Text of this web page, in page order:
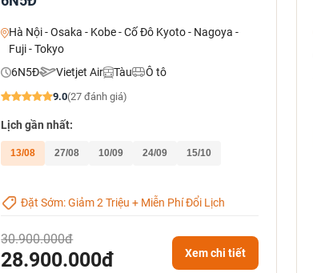
Hà Nội - Osaka - Kobe - Cố Đô Kyoto - Nagoya -
Fuji - Tokyo
6N5Đ
Vietjet Air Tàu Ô tô
9.0(27 đánh giá)
Lịch gần nhất:
13/08 27/08 10/09 24/09 15/10
Đặt Sớm: Giảm 2 Triệu + Miễn Phí Đổi Lịch
30.900.000đ
28.900.000đ Xem chi tiết